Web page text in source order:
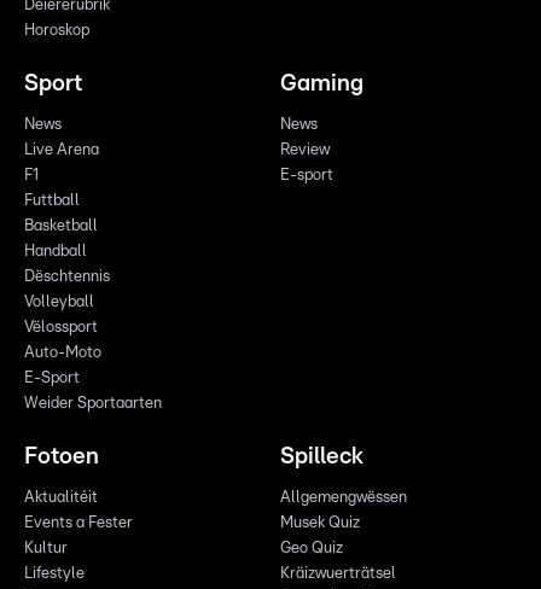
Déiererubrik
Horoskop
Sport
News
Live Arena
F1
Futtball
Basketball
Handball
Dëschtennis
Volleyball
Vëlossport
Auto-Moto
E-Sport
Weider Sportaarten
Gaming
News
Review
E-sport
Fotoen
Aktualitéit
Events a Fester
Kultur
Lifestyle
Spilleck
Allgemengwëssen
Musek Quiz
Geo Quiz
Kräizwuerträtsel